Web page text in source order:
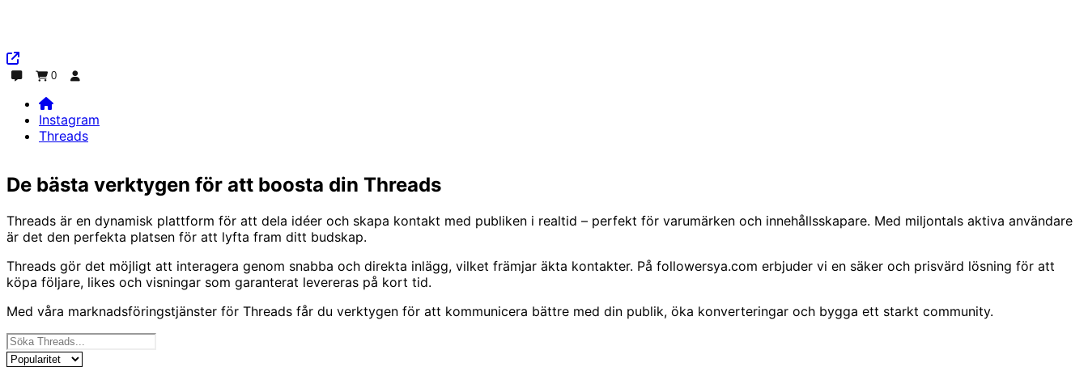
0
Instagram
Threads
Instagram
Threads
De bästa verktygen för att boosta din Threads
Threads är en dynamisk plattform för att dela idéer och skapa kontakt med publiken i realtid – perfekt för varumärken och innehållsskapare. Med miljontals aktiva användare
är det den perfekta platsen för att lyfta fram ditt budskap.
Threads gör det möjligt att interagera genom snabba och direkta inlägg, vilket främjar äkta kontakter. På followersya.com erbjuder vi en säker och prisvärd lösning för att
köpa följare, likes och visningar som garanterat levereras på kort tid.
Med våra marknadsföringstjänster för Threads får du verktygen för att kommunicera bättre med din publik, öka konverteringar och bygga ett starkt community.
Våra tjänster
Sortera produkter